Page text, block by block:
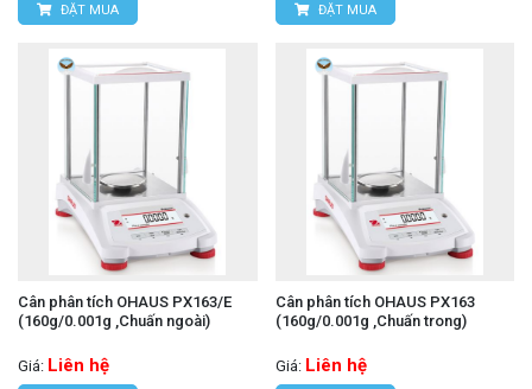
ĐẶT MUA ĐẶT MUA
Cân phân tích OHAUS PX163/E
(160g/0.001g ,Chuấn ngoài)
Giá: Liên hệ
Cân phân tích OHAUS PX163
(160g/0.001g ,Chuấn trong)
Giá: Liên hệ